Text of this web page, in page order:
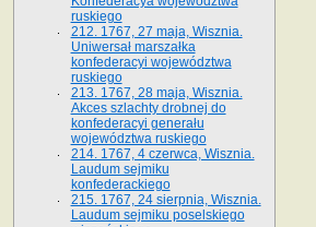
ruskiego
212. 1767, 27 maja, Wisznia.
Uniwersał marszałka
konfederacyi województwa
ruskiego
213. 1767, 28 maja, Wisznia.
Akces szlachty drobnej do
konfederacyi generału
województwa ruskiego
214. 1767, 4 czerwca, Wisznia.
Laudum sejmiku
konfederackiego
215. 1767, 24 sierpnia, Wisznia.
Laudum sejmiku poselskiego